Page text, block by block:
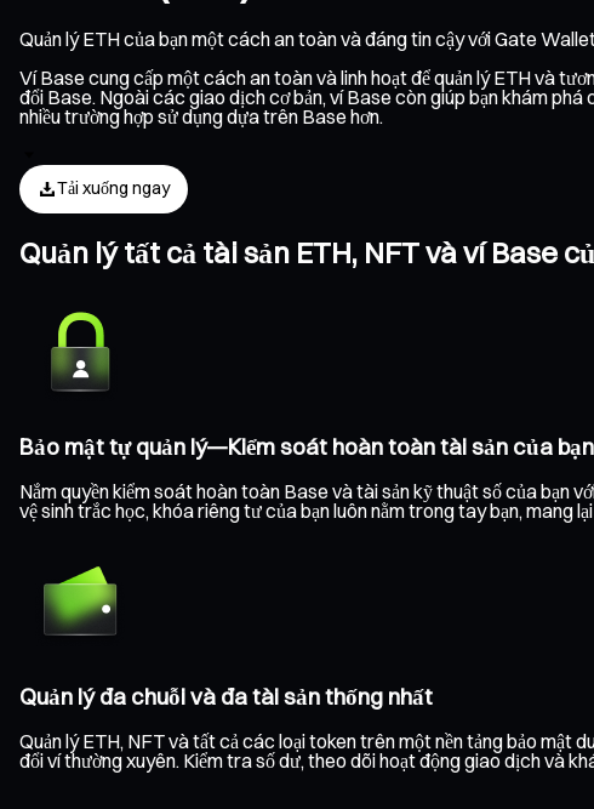
Quản lý ETH của bạn một cách an toàn và đáng tin cậy với Gate
Ví Base cung cấp một cách an toàn và linh hoạt để quản lý ETH và
đổi Base. Ngoài các giao dịch cơ bản, ví Base còn giúp bạn khám
nhiều trường hợp sử dụng dựa trên Base hơn.
Tải xuống ngay
Quản lý tất cả tài sản ETH, NFT và ví Base
Bảo mật tự quản lý—Kiểm soát hoàn toàn tài sản của bạn
Nắm quyền kiểm soát hoàn toàn Base và tài sản kỹ thuật số của bạn
vệ sinh trắc học, khóa riêng tư của bạn luôn nằm trong tay bạn, mang
Quản lý đa chuỗi và đa tài sản thống nhất
Quản lý ETH, NFT và tất cả các loại token trên một nền tảng bảo mật
đổi ví thường xuyên. Kiểm tra số dư, theo dõi hoạt động giao dịch và